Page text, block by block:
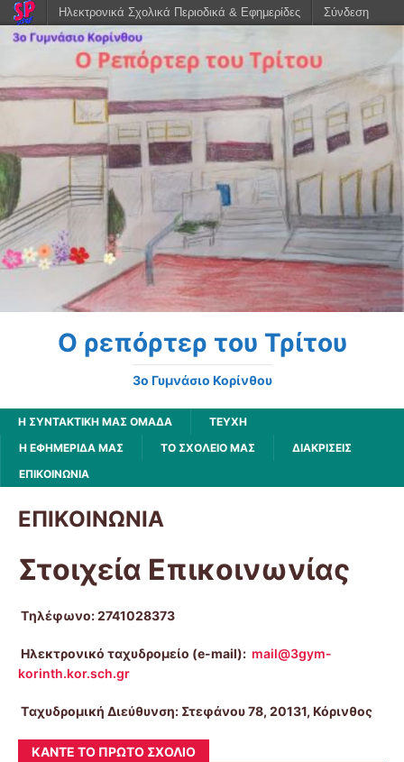
Ο ρεπόρτερ του Τρίτου
3o Γυμνάσιο Κορίνθου
Η ΣΥΝΤΑΚΤΙΚΗ ΜΑΣ ΟΜΑΔΑ
ΤΕΥΧΗ
Η ΕΦΗΜΕΡΙΔΑ ΜΑΣ
ΤΟ ΣΧΟΛΕΙΟ ΜΑΣ
ΔΙΑΚΡΙΣΕΙΣ
ΕΠΙΚΟΙΝΩΝΙΑ
ΕΠΙΚΟΙΝΩΝΙΑ
Στοιχεία Επικοινωνίας
Tηλέφωνο: 2741028373
Ηλεκτρονικό ταχυδρομείο (e-mail): mail@3gym-
korinth.kor.sch.gr
Tαχυδρομική Διεύθυνση: Στεφάνου 78, 20131, Κόρινθος
ΚΆΝΤΕ ΤΟ ΠΡΏΤΟ ΣΧΌΛΙΟ
Ηλεκτρονικά Σχολικά Περιοδικά & Εφημερίδες Σύνδεση